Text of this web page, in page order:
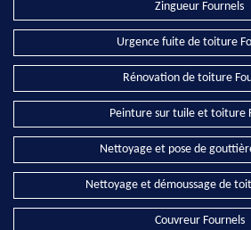
Zingueur Fournels
Urgence fuite de toiture
Rénovation de toiture
Peinture sur tuile et toiture
Nettoyage et pose de
Nettoyage et démoussage de
Couvreur Fournels